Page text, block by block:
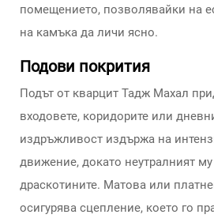
помещението, позволявайки на
на камъка да личи ясно.
Подови покрития
Подът от кварцит Тадж Махал
входовете, коридорите или
издръжливост издържа на
движение, докато неутралният
драскотините. Матова или
осигурява сцепление, което го